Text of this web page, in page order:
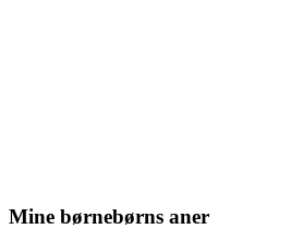
Mine børnebørns aner